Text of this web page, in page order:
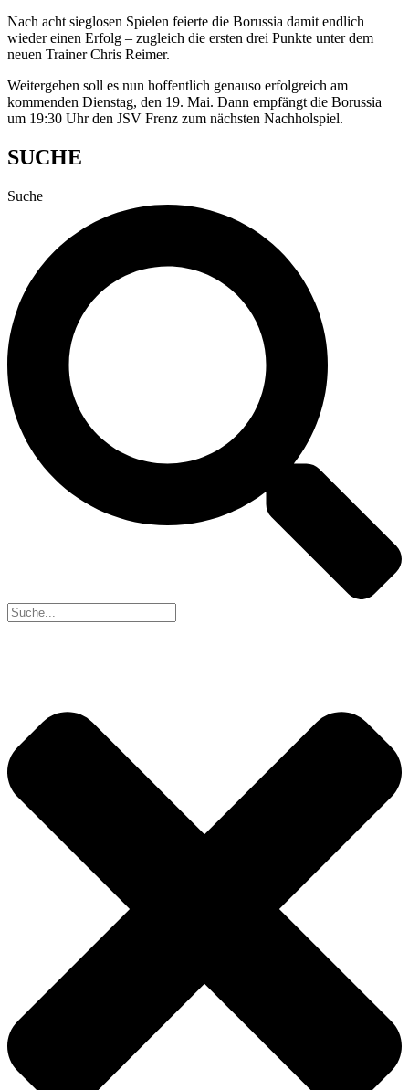
Nach acht sieglosen Spielen feierte die Borussia damit endlich
wieder einen Erfolg – zugleich die ersten drei Punkte unter dem
neuen Trainer Chris Reimer.
Weitergehen soll es nun hoffentlich genauso erfolgreich am
kommenden Dienstag, den 19. Mai. Dann empfängt die Borussia
um 19:30 Uhr den JSV Frenz zum nächsten Nachholspiel.
SUCHE
Suche